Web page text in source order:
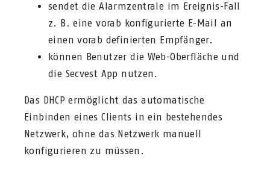
sendet die Alarmzentrale im Ereignis-Fall
z. B. eine vorab konfigurierte E-Mail an
einen vorab definierten Empfänger.
können Benutzer die Web-Oberfläche und
die Secvest App nutzen.
Das DHCP ermöglicht das automatische
Einbinden eines Clients in ein bestehendes
Netzwerk, ohne das Netzwerk manuell
konfigurieren zu müssen.